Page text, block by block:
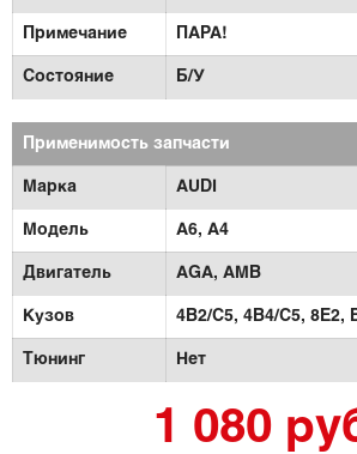
Примечание ПАРА!
Состояние Б/У
Применимость запчасти
Марка AUDI
Модель A6, A4
Двигатель AGA, AMB
Кузов 4B2/C5, 4B4/C5, 8E2,
Тюнинг Нет
1 080